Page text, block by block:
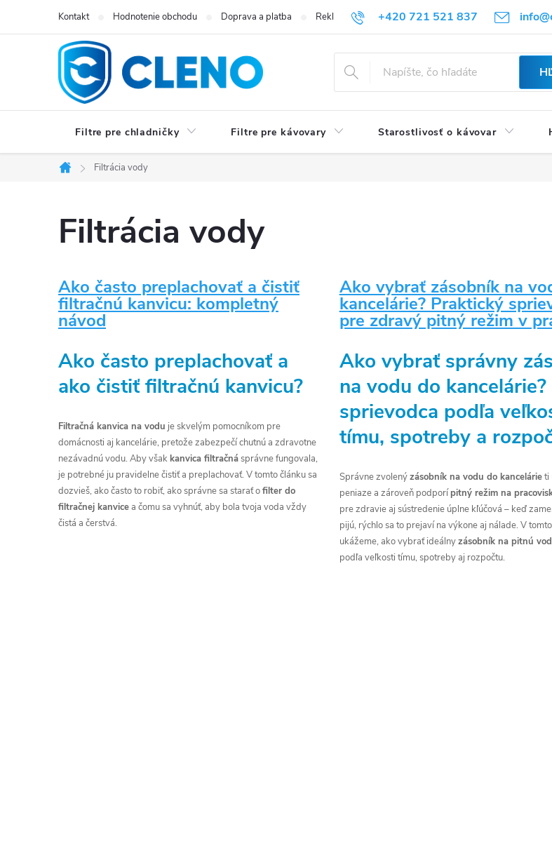
+420 721 521 837
Kontakt Hodnotenie obchodu Doprava a platba Reklamácia a vrátenie tovaru B2B | Veľkoobchodný
Filtre pre chladničky Filtre pre kávovary Starostlivosť o kávovar
Domov
Filtrácia vody
Filtrácia vody
V
ý
i
s
č
l
á
n
k
Ako často preplachovať a čistiť
filtračnú kanvicu: kompletný
návod
Ako často preplachovať a
ako čistiť filtračnú kanvicu?
Filtračná kanvica na vodu je skvelým pomocníkom pre
domácnosti aj kancelárie, pretože zabezpečí chutnú a zdravotne
nezávadnú vodu. Aby všakkanvica filtračnásprávne fungovala,
je potrebné ju pravidelne čistiť a preplachovať. V tomto článku sa
dozvieš, ako často to robiť, ako správne sa starať ofilter do
filtračnej kanvicea čomu sa vyhnúť, aby bola tvoja voda vždy
čistá a čerstvá.
Ako vybrať zásobník na
kancelárie? Praktický
pre zdravý pitný režim v
Ako vybrať správny
na vodu do kancelárie?
sprievodca podľa
tímu, spotreby a
Správne zvolenýzásobník na vodu do kancelárieti
peniaze a zároveň podporípitný režim na
pre zdravie aj sústredenie úplne kľúčová – keď
pijú, rýchlo sa to prejaví na výkone aj nálade. V
ukážeme, ako vybrať ideálnyzásobník na pitnú
podľa veľkosti tímu, spotreby aj rozpočtu.